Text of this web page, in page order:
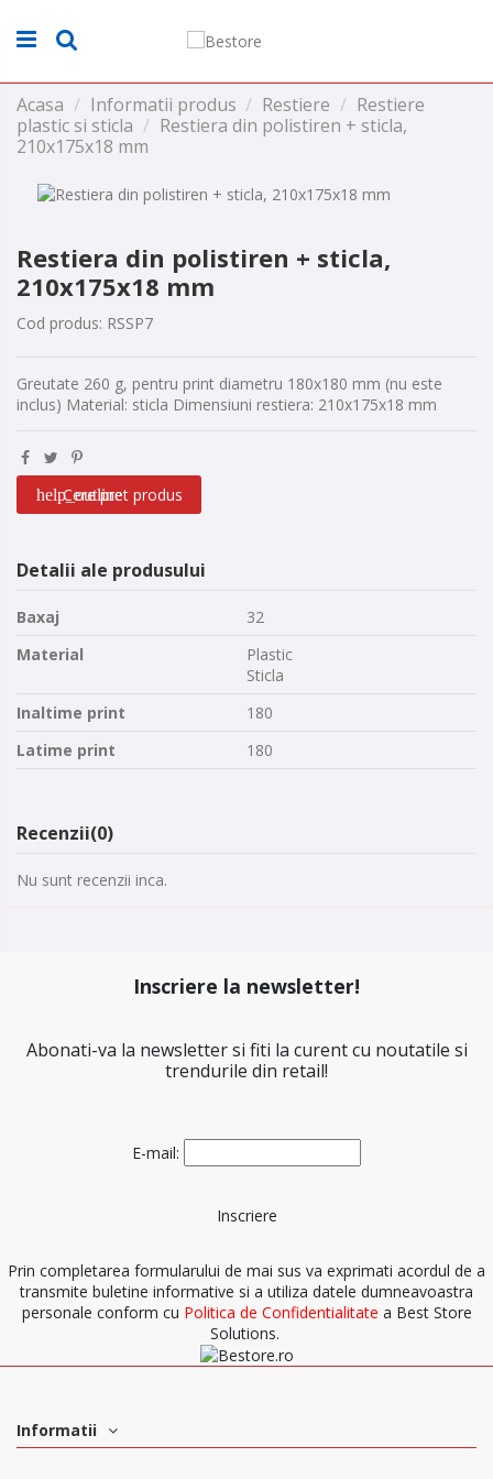
Acasa Informatii produs Restiere
Restiere
plastic si sticla
Restiera din polistiren + sticla,
210x175x18 mm
Restiera din polistiren + sticla,
210x175x18 mm
Cod produs: RSSP7
Greutate 260 g, pentru print diametru 180x180 mm (nu este
inclus) Material: sticla Dimensiuni restiera: 210x175x18 mm
help_outline
Cere pret produs
Detalii ale produsului
Baxaj
32
Material
Plastic
Sticla
Inaltime print
180
Latime print
180
Recenzii(0)
Nu sunt recenzii inca.
Inscriere la newsletter!
Abonati-va la newsletter si fiti la curent cu noutatile si
trendurile din retail!
E-mail:
Prin completarea formularului de mai sus va exprimati acordul de a
transmite buletine informative si a utiliza datele dumneavoastra
personale conform cu Politica de Confidentialitate a Best Store
Solutions.
Informatii